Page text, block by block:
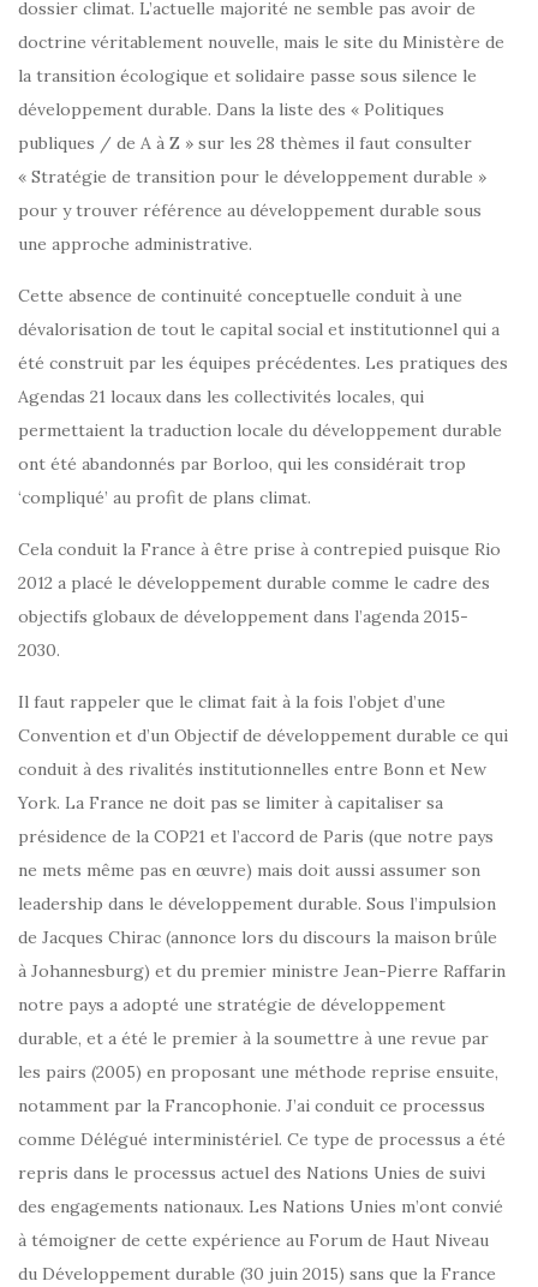
dossier climat. L’actuelle majorité ne semble pas avoir de
doctrine véritablement nouvelle, mais le site du Ministère de
la transition écologique et solidaire passe sous silence le
développement durable. Dans la liste des « Politiques
publiques / de A à Z » sur les 28 thèmes il faut consulter
« Stratégie de transition pour le développement durable »
pour y trouver référence au développement durable sous
une approche administrative.
Cette absence de continuité conceptuelle conduit à une
dévalorisation de tout le capital social et institutionnel qui a
été construit par les équipes précédentes. Les pratiques des
Agendas 21 locaux dans les collectivités locales, qui
permettaient la traduction locale du développement durable
ont été abandonnés par Borloo, qui les considérait trop
‘compliqué’ au profit de plans climat.
Cela conduit la France à être prise à contrepied puisque Rio
2012 a placé le développement durable comme le cadre des
objectifs globaux de développement dans l’agenda 2015-
2030.
Il faut rappeler que le climat fait à la fois l’objet d’une
Convention et d’un Objectif de développement durable ce qui
conduit à des rivalités institutionnelles entre Bonn et New
York. La France ne doit pas se limiter à capitaliser sa
présidence de la COP21 et l’accord de Paris (que notre pays
ne mets même pas en œuvre) mais doit aussi assumer son
leadership dans le développement durable. Sous l’impulsion
de Jacques Chirac (annonce lors du discours la maison brûle
à Johannesburg) et du premier ministre Jean-Pierre Raffarin
notre pays a adopté une stratégie de développement
durable, et a été le premier à la soumettre à une revue par
les pairs (2005) en proposant une méthode reprise ensuite,
notamment par la Francophonie. J’ai conduit ce processus
comme Délégué interministériel. Ce type de processus a été
repris dans le processus actuel des Nations Unies de suivi
des engagements nationaux. Les Nations Unies m’ont convié
à témoigner de cette expérience au Forum de Haut Niveau
du Développement durable (30 juin 2015) sans que la France